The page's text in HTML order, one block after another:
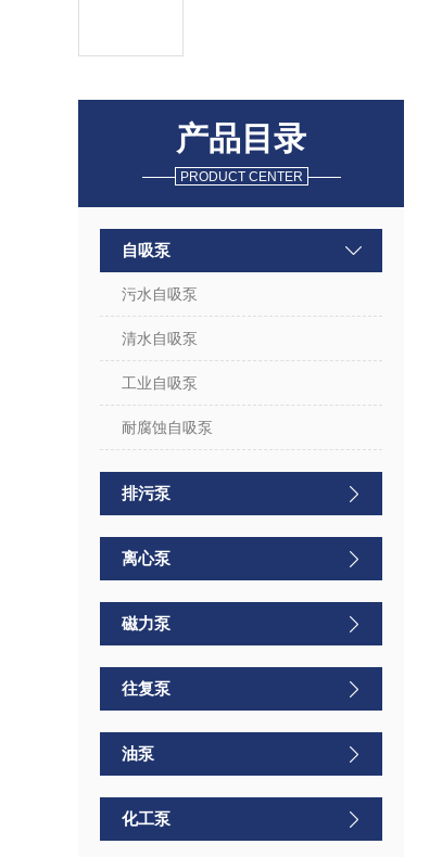
产品目录
PRODUCT CENTER
自吸泵
污水自吸泵
清水自吸泵
工业自吸泵
耐腐蚀自吸泵
排污泵
离心泵
磁力泵
往复泵
油泵
化工泵